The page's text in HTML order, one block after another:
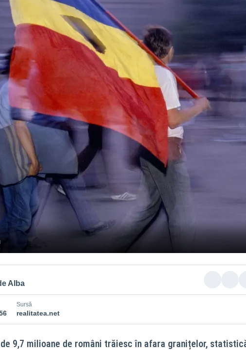
Alba
Sursă
realitatea.net
9,7 milioane de români trăiesc în afara granițelor,